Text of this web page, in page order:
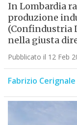
In Lombardia
produzione
(Confindustria
nella giusta
Pubblicato il 12 Feb
Fabrizio Cerignale